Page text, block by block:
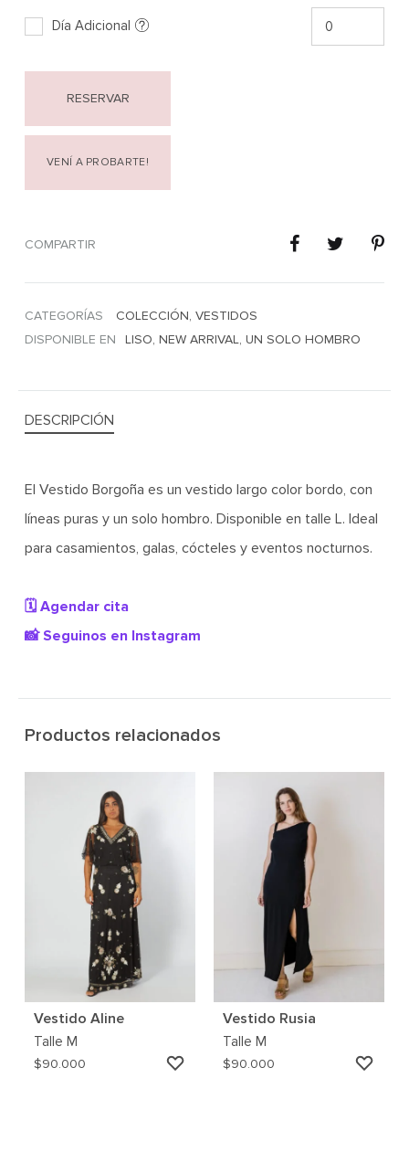
Día Adicional
RESERVAR
VENÍ A PROBARTE!
COMPARTIR
CATEGORÍAS COLECCIÓN, VESTIDOS
DISPONIBLE EN
LISO, NEW ARRIVAL, UN SOLO HOMBRO
DESCRIPCIÓN
El Vestido Borgoña es un vestido largo color bordo, con
líneas puras y un solo hombro. Disponible en talle L. Ideal
para casamientos, galas, cócteles y eventos nocturnos.
🗓️ Agendar cita
📸 Seguinos en Instagram
Productos relacionados
Vestido Aline
Talle M
$90.000
AGREGAR
Vestido Rusia
Talle M
$90.000